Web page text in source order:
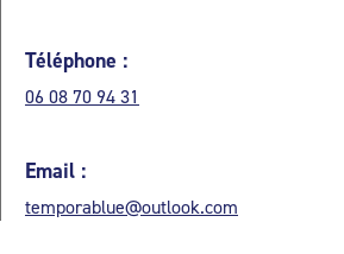
Téléphone :
06 08 70 94 31
Email :
temporablue@outlook.com